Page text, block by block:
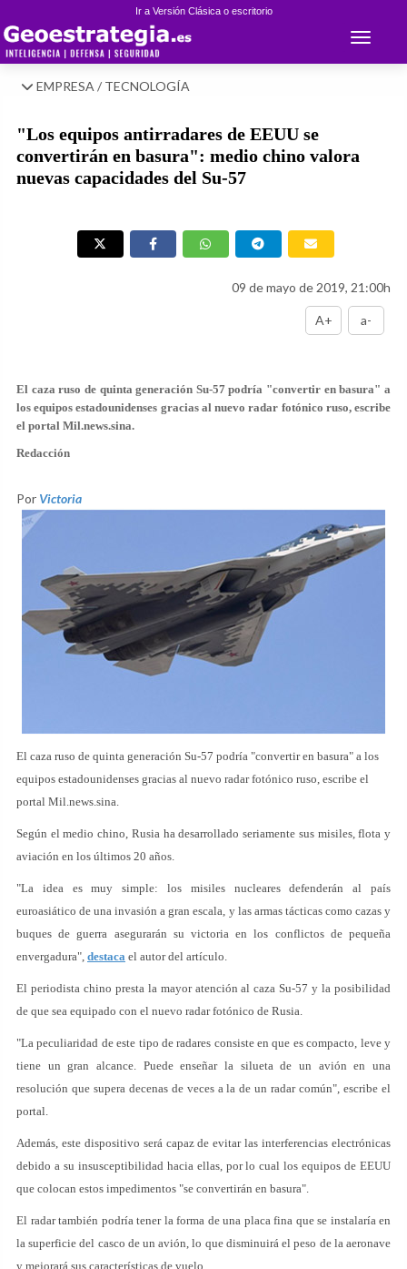
Ir a Versión Clásica o escritorio
Toggle
EMPRESA / TECNOLOGÍA
"Los equipos antirradares de EEUU se
convertirán en basura": medio chino valora
nuevas capacidades del Su-57
09 de mayo de 2019, 21:00h
A+ a-
El caza ruso de quinta generación Su-57 podría "convertir en basura" a
los equipos estadounidenses gracias al nuevo radar fotónico ruso, escribe
el portal Mil.news.sina.
Redacción
Por Victoria
El caza ruso de quinta generación Su-57 podría "convertir en basura" a los
equipos estadounidenses gracias al nuevo radar fotónico ruso, escribe el
portal Mil.news.sina.
Según el medio chino, Rusia ha desarrollado seriamente sus misiles, flota y
aviación en los últimos 20 años.
"La idea es muy simple: los misiles nucleares defenderán al país
euroasiático de una invasión a gran escala, y las armas tácticas como cazas y
buques de guerra asegurarán su victoria en los conflictos de pequeña
envergadura", destaca el autor del artículo.
El periodista chino presta la mayor atención al caza Su-57 y la posibilidad
de que sea equipado con el nuevo radar fotónico de Rusia.
"La peculiaridad de este tipo de radares consiste en que es compacto, leve y
tiene un gran alcance. Puede enseñar la silueta de un avión en una
resolución que supera decenas de veces a la de un radar común", escribe el
portal.
Además, este dispositivo será capaz de evitar las interferencias electrónicas
debido a su insusceptibilidad hacia ellas, por lo cual los equipos de EEUU
que colocan estos impedimentos "se convertirán en basura".
El radar también podría tener la forma de una placa fina que se instalaría en
la superficie del casco de un avión, lo que disminuirá el peso de la aeronave
y mejorará sus características de vuelo.